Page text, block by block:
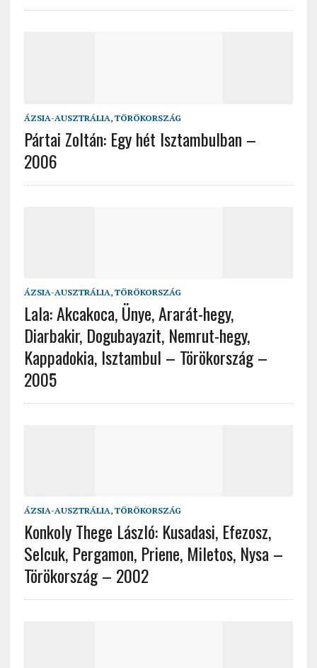
ÁZSIA-AUSZTRÁLIA, TÖRÖKORSZÁG
Pártai Zoltán: Egy hét Isztambulban –
2006
ÁZSIA-AUSZTRÁLIA, TÖRÖKORSZÁG
Lala: Akcakoca, Ünye, Ararát-hegy,
Diarbakir, Dogubayazit, Nemrut-hegy,
Kappadokia, Isztambul – Törökország –
2005
ÁZSIA-AUSZTRÁLIA, TÖRÖKORSZÁG
Konkoly Thege László: Kusadasi, Efezosz,
Selcuk, Pergamon, Priene, Miletos, Nysa –
Törökország – 2002